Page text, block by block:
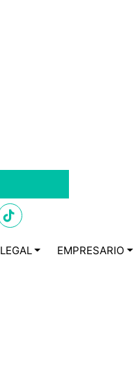
LEGAL EMPRESARIO